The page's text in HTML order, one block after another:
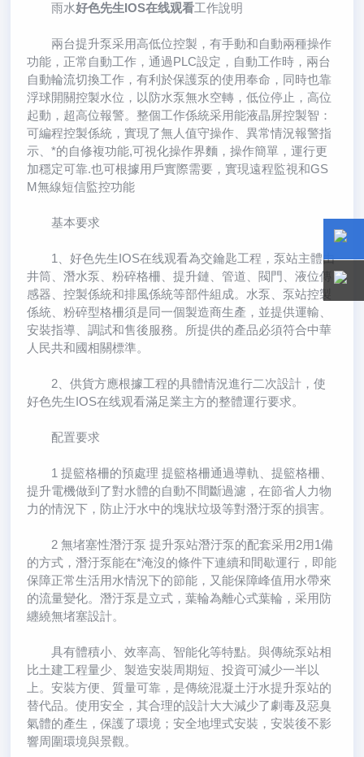
雨水好色先生IOS在线观看工作說明
兩台提升泵采用高低位控製，有手動和自動兩種操作
功能，正常自動工作，通過PLC設定，自動工作時，兩台
自動輪流切換工作，有利於保護泵的使用奉命，同時也靠
浮球開關控製水位，以防水泵無水空轉，低位停止，高位
起動，超高位報警。整個工作係統采用能液晶屏控製智：
可編程控製係統，實現了無人值守操作、異常情況報警指
示、*的自修複功能,可視化操作界麵，操作簡單，運行更
加穩定可靠.也可根據用戶實際需要，實現遠程監視和GS
M無線短信監控功能
基本要求
1、好色先生IOS在线观看為交鑰匙工程，泵站主體由
井筒、潛水泵、粉碎格柵、提升鏈、管道、閥門、液位傳
感器、控製係統和排風係統等部件組成。水泵、泵站控製
係統、粉碎型格柵須是同一個製造商生產，並提供運輸、
安裝指導、調試和售後服務。所提供的產品必須符合中華
人民共和國相關標準。
2、供貨方應根據工程的具體情況進行二次設計，使
好色先生IOS在线观看滿足業主方的整體運行要求。
配置要求
1 提籃格柵的預處理 提籃格柵通過導軌、提籃格柵、
提升電機做到了對水體的自動不間斷過濾，在節省人力物
力的情況下，防止汙水中的塊狀垃圾等對潛汙泵的損害。
2 無堵塞性潛汙泵 提升泵站潛汙泵的配套采用2用1備
的方式，潛汙泵能在*淹沒的條件下連續和間歇運行，即能
保障正常生活用水情況下的節能，又能保障峰值用水帶來
的流量變化。潛汙泵是立式，葉輪為離心式葉輪，采用防
纏繞無堵塞設計。
具有體積小、效率高、智能化等特點。與傳統泵站相
比土建工程量少、製造安裝周期短、投資可減少一半以
上。安裝方便、質量可靠，是傳統混凝土汙水提升泵站的
替代品。使用安全，其合理的設計大大減少了劇毒及惡臭
氣體的產生，保護了環境；安全地埋式安裝，安裝後不影
響周圍環境與景觀。